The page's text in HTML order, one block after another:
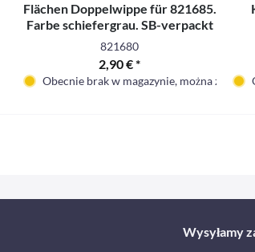
Flächen Doppelwippe für 821685.
Farbe schiefergrau. SB-verpackt
821680
2,90 € *
Obecnie brak w magazynie, można
Wysyłamy